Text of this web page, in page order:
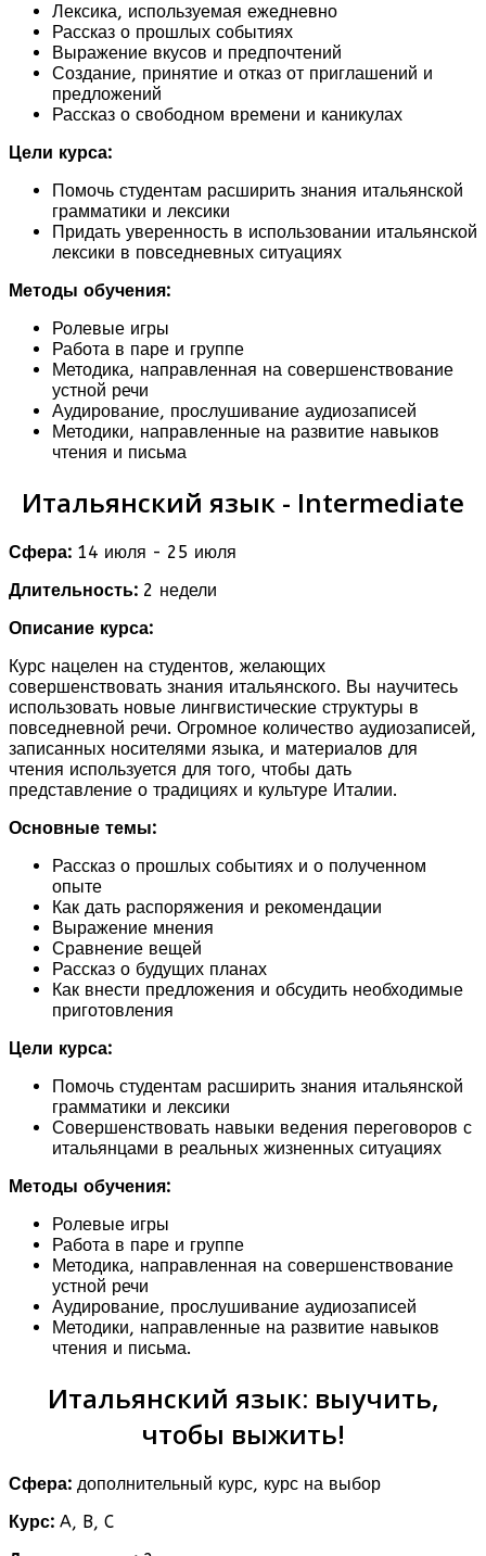
Лексика, используемая ежедневно
Рассказ о прошлых событиях
Выражение вкусов и предпочтений
Создание, принятие и отказ от приглашений и
предложений
Рассказ о свободном времени и каникулах
Цели курса:
Помочь студентам расширить знания итальянской
грамматики и лексики
Придать уверенность в использовании итальянской
лексики в повседневных ситуациях
Методы обучения:
Ролевые игры
Работа в паре и группе
Методика, направленная на совершенствование
устной речи
Аудирование, прослушивание аудиозаписей
Методики, направленные на развитие навыков
чтения и письма
Итальянский язык - Intermediate
Сфера: 14 июля - 25 июля
Длительность: 2 недели
Описание курса:
Курс нацелен на студентов, желающих
совершенствовать знания итальянского. Вы научитесь
использовать новые лингвистические структуры в
повседневной речи. Огромное количество аудиозаписей,
записанных носителями языка, и материалов для
чтения используется для того, чтобы дать
представление о традициях и культуре Италии.
Основные темы:
Рассказ о прошлых событиях и о полученном
опыте
Как дать распоряжения и рекомендации
Выражение мнения
Сравнение вещей
Рассказ о будущих планах
Как внести предложения и обсудить необходимые
приготовления
Цели курса:
Помочь студентам расширить знания итальянской
грамматики и лексики
Совершенствовать навыки ведения переговоров с
итальянцами в реальных жизненных ситуациях
Методы обучения:
Ролевые игры
Работа в паре и группе
Методика, направленная на совершенствование
устной речи
Аудирование, прослушивание аудиозаписей
Методики, направленные на развитие навыков
чтения и письма.
Итальянский язык: выучить,
чтобы выжить!
Сфера: дополнительный курс, курс на выбор
Курс: A, B, C